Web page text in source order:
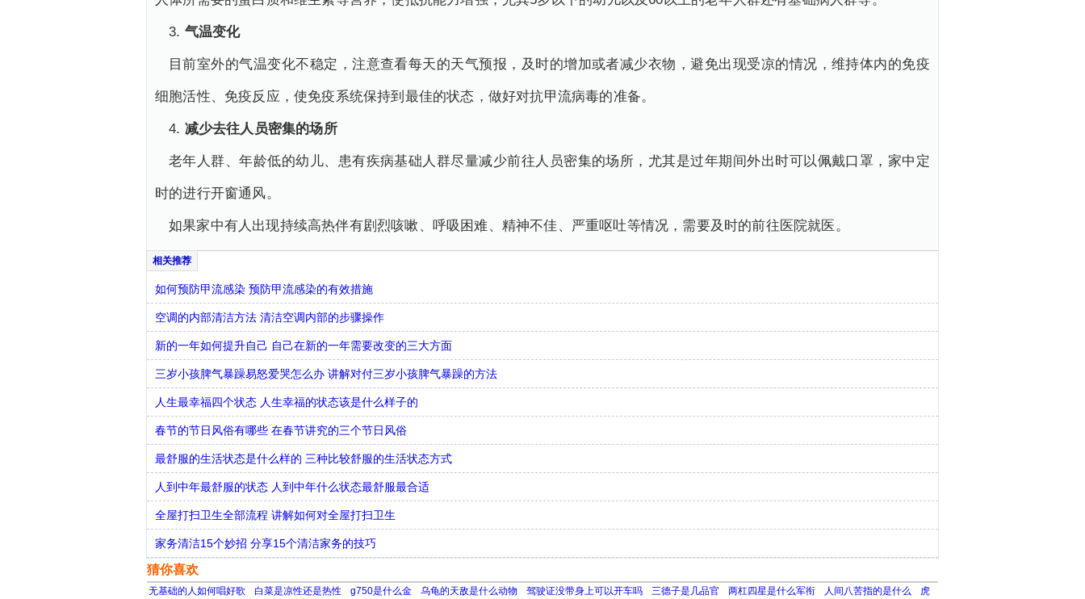
3. 气温变化
目前室外的气温变化不稳定，注意查看每天的天气预报，及时的增加或者减少衣物，避免出现受凉的情况，维持体内的免疫
细胞活性、免疫反应，使免疫系统保持到最佳的状态，做好对抗甲流病毒的准备。
4. 减少去往人员密集的场所
老年人群、年龄低的幼儿、患有疾病基础人群尽量减少前往人员密集的场所，尤其是过年期间外出时可以佩戴口罩，家中定
时的进行开窗通风。
如果家中有人出现持续高热伴有剧烈咳嗽、呼吸困难、精神不佳、严重呕吐等情况，需要及时的前往医院就医。
如何预防甲流感染 预防甲流感染的有效措施
空调的内部清洁方法 清洁空调内部的步骤操作
新的一年如何提升自己 自己在新的一年需要改变的三大方面
三岁小孩脾气暴躁易怒爱哭怎么办 讲解对付三岁小孩脾气暴躁的方法
人生最幸福四个状态 人生幸福的状态该是什么样子的
春节的节日风俗有哪些 在春节讲究的三个节日风俗
最舒服的生活状态是什么样的 三种比较舒服的生活状态方式
人到中年最舒服的状态 人到中年什么状态最舒服最合适
全屋打扫卫生全部流程 讲解如何对全屋打扫卫生
家务清洁15个妙招 分享15个清洁家务的技巧
猜你喜欢
无基础的人如何唱好歌 白菜是凉性还是热性 g750是什么金 乌龟的天敌是什么动物 驾驶证没带身上可以开车吗 三德子是几品官 两杠四星是什么军衔 人间八苦指的是什么 虎